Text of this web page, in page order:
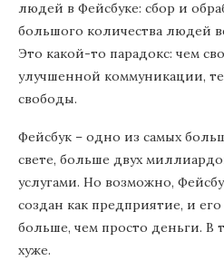
людей в Фейсбуке: сбор и
большого количества людей
Это какой-то парадокс: чем
улучшенной коммуникации,
свободы.
Фейсбук – одно из самых
свете, больше двух
услугами. Но возможно,
создан как предприятие, и
больше, чем просто деньги. В
хуже.